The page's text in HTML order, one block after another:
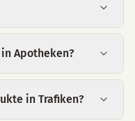
Apotheken?
in Trafiken?